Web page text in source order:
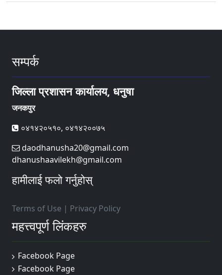
सम्पर्क
जिल्ला प्रशासन कार्यालय, धनुषा
जनकपुर
०४१४२०५१०, ०४१४२००७५
daodhanusha20@gmail.com
dhanushaavilekh@gmail.com
हामीलाई फलो गर्नुहोस्
Terms of Use | Privacy Policy
महत्त्वपूर्ण लिंकहरु
Facebook Page
Facebook Page